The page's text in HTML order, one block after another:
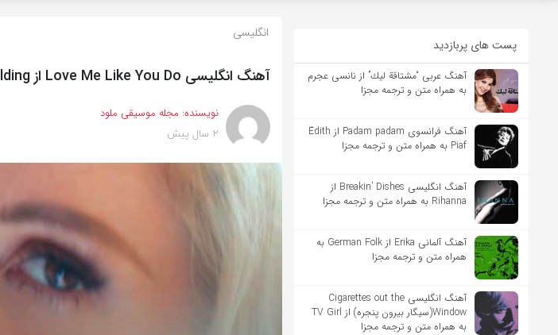
پست های پربازدید
آهنگ عربی “مشتاقة لیك” از نانسی عجرم
به همراه متن و ترجمه مجزا
آهنگ فرانسوی Padam padam از Édith
Piaf به همراه متن و ترجمه مجزا
آهنگ انگلیسی Breakin’ Dishes از
Rihanna به همراه متن و ترجمه مجزا
آهنگ آلمانی Erika از German Folk به
همراه متن و ترجمه مجزا
آهنگ انگلیسی Cigarettes out the
Window(سیگار بیرون پنجره) از TV Girl
به همراه متن و ترجمه مجزا
انگلیسی
آهنگ انگلیسی Love Me Like You Do از Ellie Goulding به همراه متن و ترجمه مجزا
نویسنده: مجله موسیقی ملود
2 سال پیش